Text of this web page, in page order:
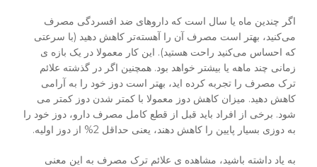
اگر چندین ماه یا سال است که داروهای ضد افسردگی مصرف
می‌کنید، بهتر است مصرف آن را آهسته‌تر کاهش دهید (با سرعتی
که احساس می‌کنید راحت هستید). این کار معمولا در یک بازه ی
زمانی چند ماهه یا بیشتر خواهد بود. همچنین اگر در گذشته علائم
ترک مصرف را تجربه کرده اید، بهتر است دوز خود را به آرامی
کاهش دهید. میزان کاهش دوز معمولا با کمتر شدن دوز کمتر می
شود. برخی از افراد باید قبل از قطع کامل مصرف دارو، دوز خود را
به دوزی بسیار پایین را کاهش دهند، یعنی حداقل 2% از دوز اولیه.
به یاد داشته باشید، مشاهده ی علائم ترک مصرف به این معنی